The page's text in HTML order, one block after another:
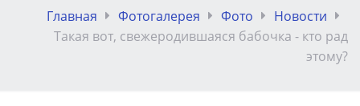
Главная Фотогалерея Фото
Новости
Такая вот, свежеродившаяся бабочка - кто рад
этому?